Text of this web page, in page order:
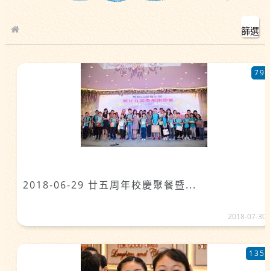
校園相簿
篩選
2018-06-29 廿五周年校慶聚餐暨...
79
2018-07-30
135